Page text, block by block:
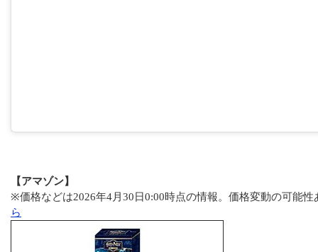
【アマゾン】
※価格などは2026年4月30日0:00時点の情報。価格変動の可能性
ら